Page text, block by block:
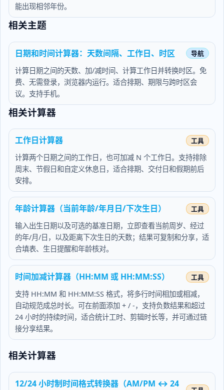
能出现相邻年份。
相关主题
日期和时间计算器：天数间隔、工作日、时区
计算日期之间的天数、加/减时间、计算工作日并转换时区。免
费、无需登录，浏览器内运行。适合排期、期限与跨时区会
议。支持手机。
相关计算器
工作日计算器
计算两个日期之间的工作日，也可加减 N 个工作日。支持排除
周末、节假日和自定义休息日，适合排期、交付日和假期前后
安排。
年龄计算器（当前年龄/年月日/下次生日）
输入出生日期以及可选的基准日期，立即查看当前周岁、经过
的年/月/日，以及距离下次生日的天数；结果可复制和分享，适
合填表、生日提醒和年龄核对。
时间加减计算器（HH:MM 或 HH:MM:SS）
支持 HH:MM 和 HH:MM:SS 格式，将多行时间相加或相减，
自动规范成总时长。可在前面添加 + / -，支持负数结果和超过
24 小时的持续时间，适合统计工时、剪辑时长等，并可通过链
接分享结果。
相关计算器
12/24 小时制时间格式转换器（AM/PM ↔ 24